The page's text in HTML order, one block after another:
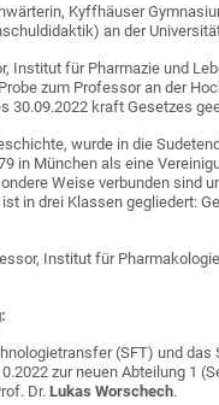
Kyffhäuser
an der
Institut für Pharmazie und
zum Professor an der
30.09.2022 kraft Gesetzes
wurde in die
in München als eine
Weise verbunden sind
in drei Klassen gegliedert:
Institut für
(SFT) und
zur neuen Abteilung 1
Dr. Lukas Worschech.